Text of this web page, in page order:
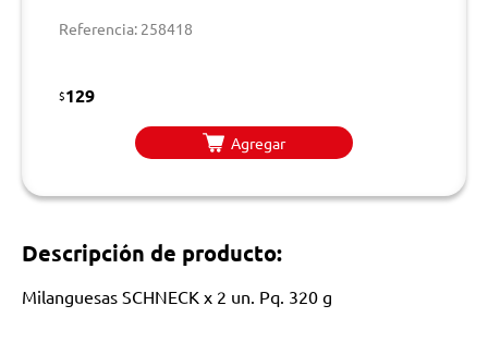
Referencia: 258418
$129
Agregar
Descripción de producto:
Milanguesas SCHNECK x 2 un. Pq. 320 g